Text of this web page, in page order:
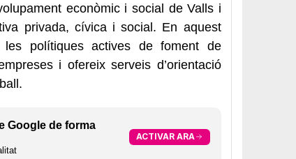
econòmic i social de Valls i
privada, cívica i social. En aquest
polítiques actives de foment de
i ofereix serveis d’orientació
Google de forma
ACTIVAR ARA